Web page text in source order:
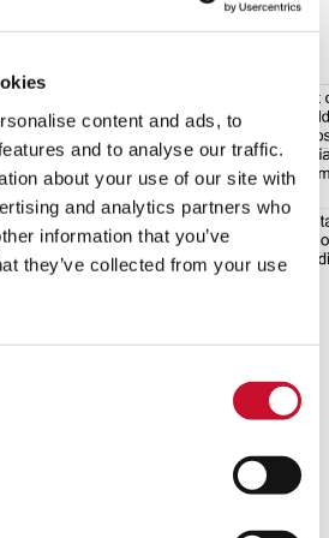
content and ads, to
and to analyse our traffic.
about your use of our site with
and analytics partners who
information that you’ve
they’ve collected from your use
du réacteur ou l’enveloppe de
zone, l’iode est créée par la fission
dans l’atmosphère des
la centrale. Le design et l’installation
similaires à celles d’un système